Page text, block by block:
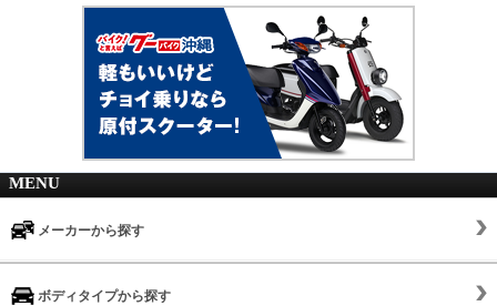
MENU
メーカーから探す
ボディタイプから探す